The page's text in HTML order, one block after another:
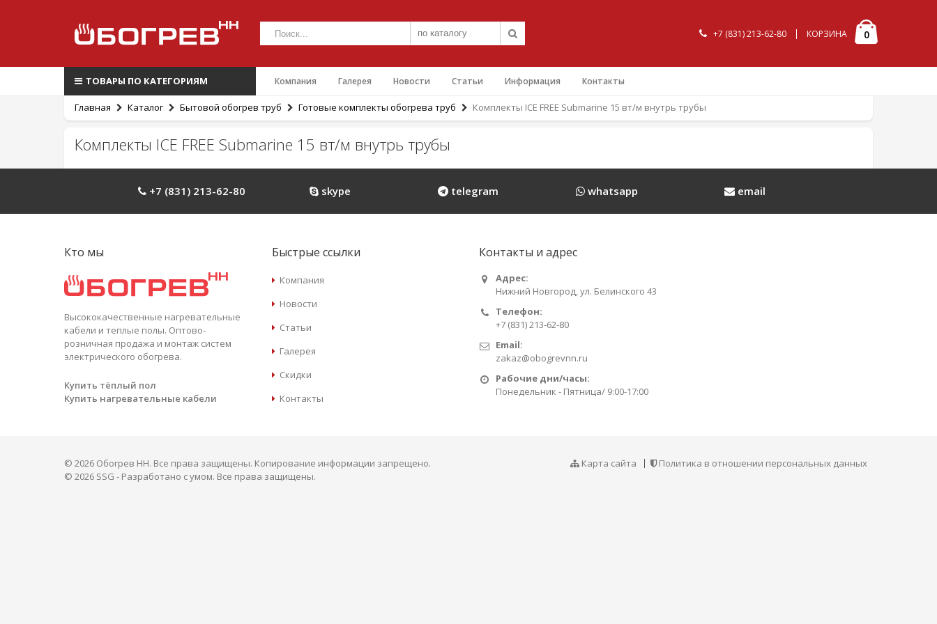
+7 (831) 213-62-80 КОРЗИНА 0
ТОВАРЫ ПО КАТЕГОРИЯМ Компания Галерея Новости Статьи Информация Контакты
Главная Каталог Бытовой обогрев труб Готовые комплекты обогрева труб Комплекты ICE FREE Submarine 15 вт/м внутрь трубы
Комплекты ICE FREE Submarine 15 вт/м внутрь трубы
+7 (831) 213-62-80 skype telegram whatsapp email
Кто мы
Высококачественные нагревательные
кабели и теплые полы. Оптово-
розничная продажа и монтаж систем
электрического обогрева.
Купить тёплый пол
Купить нагревательные кабели
Быстрые ссылки
Компания
Новости
Статьи
Галерея
Скидки
Контакты
Контакты и адрес
Адрес:
Нижний Новгород, ул. Белинского 43
Телефон:
+7 (831) 213-62-80
Email:
zakaz@obogrevnn.ru
Рабочие дни/часы:
Понедельник - Пятница/ 9:00-17:00
© 2026 Обогрев НН. Все права защищены. Копирование информации запрещено.
© 2026 SSG - Разработано с умом. Все права защищены.
Карта сайта Политика в отношении персональных данных